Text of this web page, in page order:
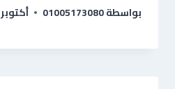
بواسطة01005173080 أكتوبر 13, 2025